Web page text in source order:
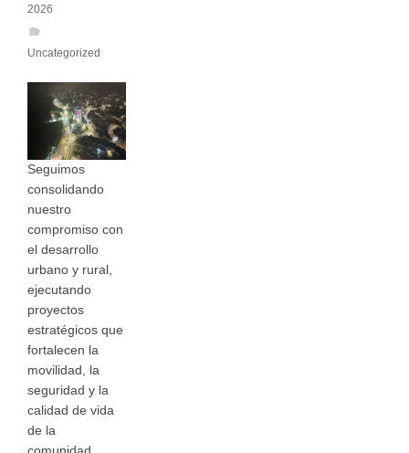
2026
Uncategorized
Seguimos
consolidando
nuestro
compromiso con
el desarrollo
urbano y rural,
ejecutando
proyectos
estratégicos que
fortalecen la
movilidad, la
seguridad y la
calidad de vida
de la